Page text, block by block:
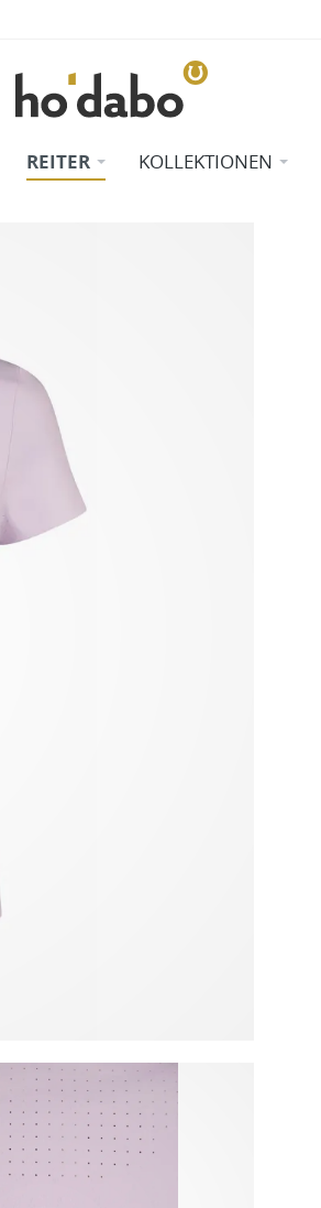
REITER KOLLEKTIONEN